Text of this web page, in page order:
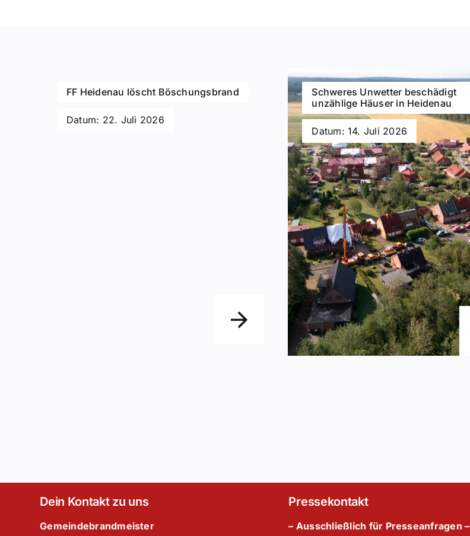
FF Heidenau löscht Böschungsbrand
Datum: 22. Juli 2026
Schweres Unwetter beschädigt
unzählige Häuser in Heidenau
Datum: 14. Juli 2026
Dein Kontakt zu uns
Gemeindebrandmeister
Pressekontakt
– Ausschließlich für Presseanfragen –